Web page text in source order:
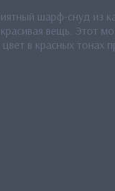
шарф-снуд из
вещь.
в красных